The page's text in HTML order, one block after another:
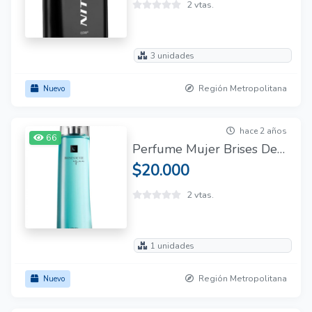
2 vtas.
3 unidades
Nuevo Región Metropolitana
66
hace 2 años
Perfume Mujer Brises De Vie Aqua Lbel 100 Ml
$20.000
2 vtas.
1 unidades
Nuevo Región Metropolitana